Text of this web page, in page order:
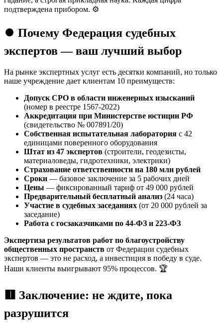
подтверждена прибором. ⚙️
⏺️ Почему Федерация судебных
экспертов — ваш лучший выбор
На рынке экспертных услуг есть десятки компаний, но только
наше учреждение дает клиентам 10 преимуществ:
Допуск СРО в области инженерных изысканий
(номер в реестре 1567-2022)
Аккредитация при Министерстве юстиции РФ
(свидетельство № 007891/20)
Собственная испытательная лаборатория с 42
единицами поверенного оборудования
Штат из 47 экспертов (строители, геодезисты,
материаловеды, гидротехники, электрики)
Страхование ответственности на 180 млн рублей
Сроки — базовое заключение за 5 рабочих дней
Цены — фиксированный тариф от 49 000 рублей
Предварительный бесплатный анализ (24 часа)
Участие в судебных заседаниях (от 20 000 рублей за
заседание)
Работа с госзаказчиками по 44-ФЗ и 223-ФЗ
Экспертиза результатов работ по благоустройству
общественных пространств от Федерации судебных
экспертов — это не расход, а инвестиция в победу в суде.
Наши клиенты выигрывают 95% процессов. 🏆
🟥 Заключение: не ждите, пока
разрушится